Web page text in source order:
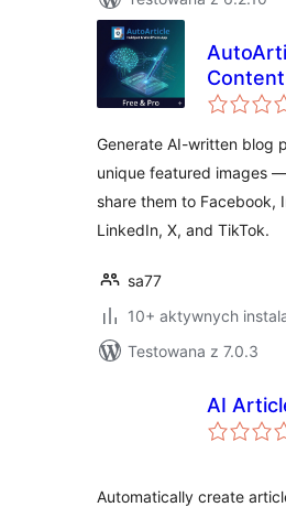
Generate AI-written blog
unique featured images
share them to Facebook,
LinkedIn, X, and TikTok.
sa77
10+ aktywnych
Testowana z 7.0.3
AI
Automatically create